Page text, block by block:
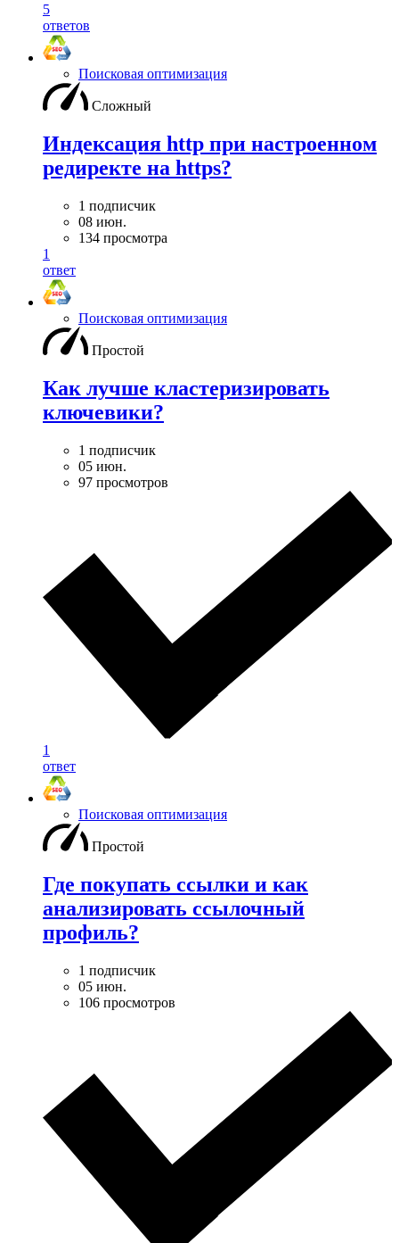
5
ответов
Поисковая оптимизация
Сложный
Индексация http при настроенном
редиректе на https?
1 подписчик
08 июн.
134 просмотра
1
ответ
Поисковая оптимизация
Простой
Как лучше кластеризировать
ключевики?
1 подписчик
05 июн.
97 просмотров
1
ответ
Поисковая оптимизация
Простой
Где покупать ссылки и как
анализировать ссылочный
профиль?
1 подписчик
05 июн.
106 просмотров